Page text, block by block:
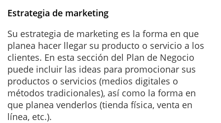
Estrategia de marketing
Su estrategia de marketing es la forma en que
planea hacer llegar su producto o servicio a los
clientes. En esta sección del Plan de Negocio
puede incluir las ideas para promocionar sus
productos o servicios (medios digitales o
métodos tradicionales), así como la forma en
que planea venderlos (tienda física, venta en
línea, etc.).